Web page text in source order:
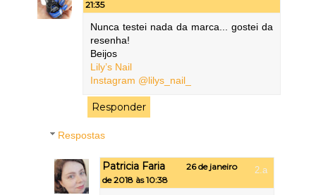
21:35
Nunca testei nada da marca... gostei da
resenha!
Beijos
Lily’s Nail
Instagram @lilys_nail_
Responder
Respostas
Patricia Faria
26 de janeiro
de 2018 às 10:38